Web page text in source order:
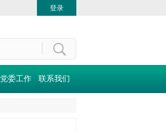
登录
党委工作 联系我们